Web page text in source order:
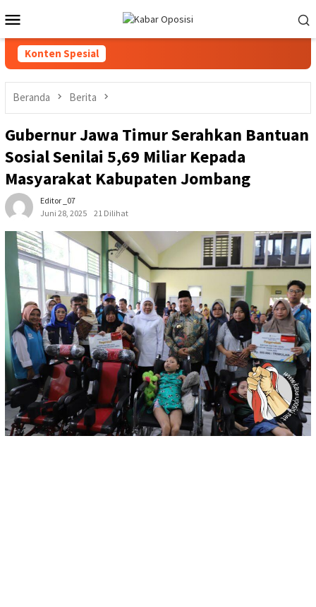
ke
kontenMobile
Konten Spesial
Beranda Berita
Gubernur Jawa Timur Serahkan Bantuan
Sosial Senilai 5,69 Miliar Kepada
Masyarakat Kabupaten Jombang
Editor _07
Juni 28, 2025
21 Dilihat